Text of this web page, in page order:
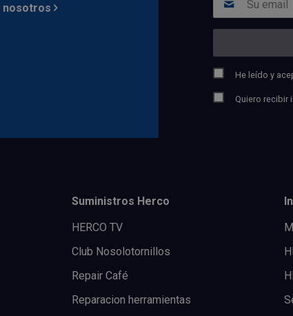
nosotros
He leído y
Quiero recibir
Suministros Herco
HERCO TV
Club Nosolotornillos
Repair Café
Reparacion herramientas